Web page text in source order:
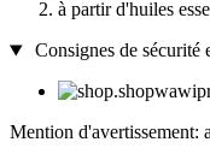
à partir d'huiles
Consignes de sécurité
Mention d'avertissement: